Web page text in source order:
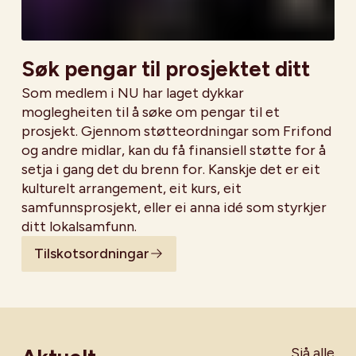
Søk pengar til prosjektet ditt
Som medlem i NU har laget dykkar
moglegheiten til å søke om pengar til et
prosjekt. Gjennom støtteordningar som Frifond
og andre midlar, kan du få finansiell støtte for å
setja i gang det du brenn for. Kanskje det er eit
kulturelt arrangement, eit kurs, eit
samfunnsprosjekt, eller ei anna idé som styrkjer
ditt lokalsamfunn.
Tilskotsordningar